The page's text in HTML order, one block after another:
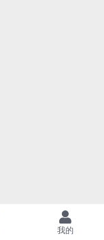
我的